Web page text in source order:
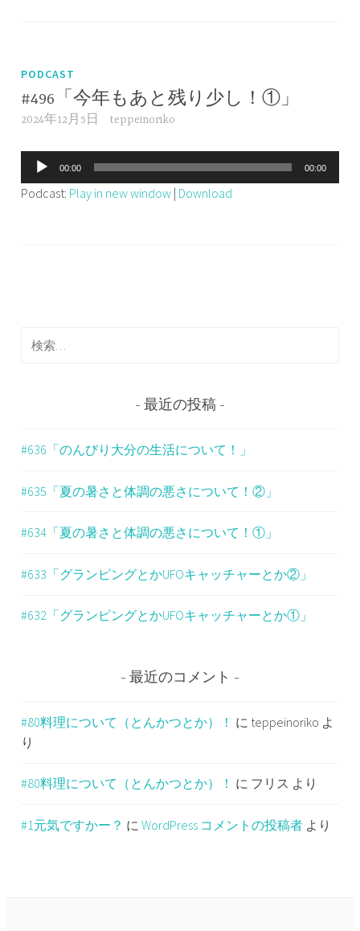
PODCAST
#496「今年もあと残り少し！①」
2024年12月5日 teppeinoriko
声
プ
00:00 00:00
Podcast: Play in new window | Download
検
最近の投稿
#636「のんびり大分の生活について！」
#635「夏の暑さと体調の悪さについて！②」
#634「夏の暑さと体調の悪さについて！①」
#633「グランピングとかUFOキャッチャーとか②」
#632「グランピングとかUFOキャッチャーとか①」
最近のコメント
#80料理について（とんかつとか）！ に teppeinoriko よ
り
#80料理について（とんかつとか）！ に フリス より
#1元気ですかー？ にWordPress コメントの投稿者 より